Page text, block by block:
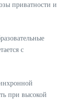
приватности и
с
при высокой